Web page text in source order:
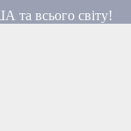
та всього світу!